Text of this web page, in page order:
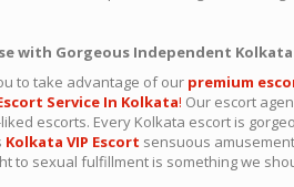
with Gorgeous Independent
to take advantage of our premium
Service In Kolkata! Our escort
escorts. Every Kolkata escort is
Kolkata VIP Escort sensuous
to sexual fulfillment is something we